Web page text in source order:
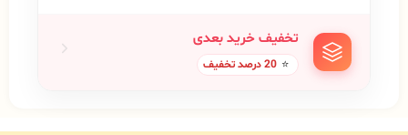
تخفیف خرید بعدی
⭐ 20 درصد تخفیف